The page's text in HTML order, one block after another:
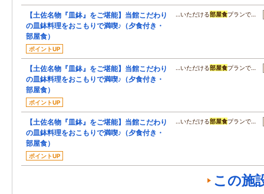
【土佐名物『皿鉢』をご堪能】当館こだわり
の皿鉢料理をおこもりで満喫♪（夕食付き・
部屋食）
ポイントUP
…いただける部屋食プランで…
【土佐名物『皿鉢』をご堪能】当館こだわり
の皿鉢料理をおこもりで満喫♪（夕食付き・
部屋食）
ポイントUP
…いただける部屋食プランで…
【土佐名物『皿鉢』をご堪能】当館こだわり
の皿鉢料理をおこもりで満喫♪（夕食付き・
部屋食）
ポイントUP
…いただける部屋食プランで…
この施